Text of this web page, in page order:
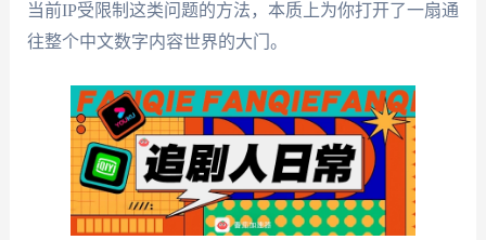
当前IP受限制这类问题的方法，本质上为你打开了一扇通
往整个中文数字内容世界的大门。